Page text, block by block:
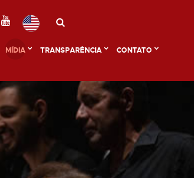
MÍDIA TRANSPARÊNCIA CONTATO